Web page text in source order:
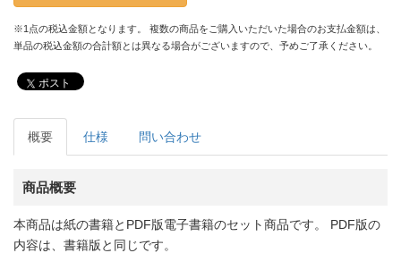
※1点の税込金額となります。 複数の商品をご購入いただいた場合のお支払金額は、
単品の税込金額の合計額とは異なる場合がございますので、予めご了承ください。
ポスト
概要 仕様 問い合わせ
商品概要
本商品は紙の書籍とPDF版電子書籍のセット商品です。 PDF版の
内容は、書籍版と同じです。